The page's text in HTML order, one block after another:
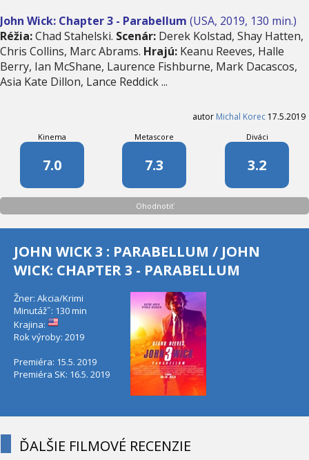
John Wick: Chapter 3 - Parabellum (USA, 2019, 130 min.)
Réžia:Chad Stahelski. Scenár: Derek Kolstad, Shay Hatten,
Chris Collins, Marc Abrams. Hrajú: Keanu Reeves, Halle
Berry, Ian McShane, Laurence Fishburne, Mark Dacascos,
Asia Kate Dillon, Lance Reddick ...
autor Michal Korec 17.5.2019
Kinema
7.0
Metascore
7.3
Diváci
3.2
Ohodnotiť
JOHN WICK 3 : PARABELLUM / JOHN
WICK: CHAPTER 3 - PARABELLUM
Žner: Akcia/Krimi
Minutáž˝: 130 min
Krajina:
Rok výroby: 2019
Premiéra: 15.5. 2019
Premiéra SK: 16.5. 2019
ĎALŠIE FILMOVÉ RECENZIE